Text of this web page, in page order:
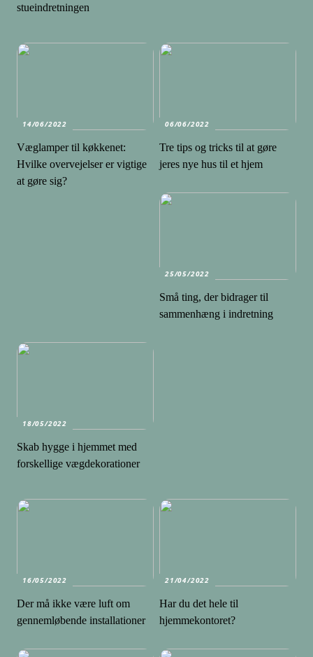
stueindretningen
14/06/2022
Væglamper til køkkenet:
Hvilke overvejelser er vigtige
at gøre sig?
06/06/2022
Tre tips og tricks til at gøre
jeres nye hus til et hjem
25/05/2022
Små ting, der bidrager til
sammenhæng i indretning
18/05/2022
Skab hygge i hjemmet med
forskellige vægdekorationer
16/05/2022
Der må ikke være luft om
gennemløbende installationer
21/04/2022
Har du det hele til
hjemmekontoret?